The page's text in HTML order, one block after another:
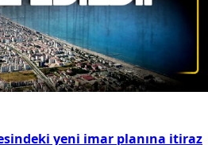
yeni imar planına itiraz